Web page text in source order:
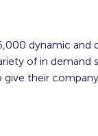
dynamic and
of in demand
their